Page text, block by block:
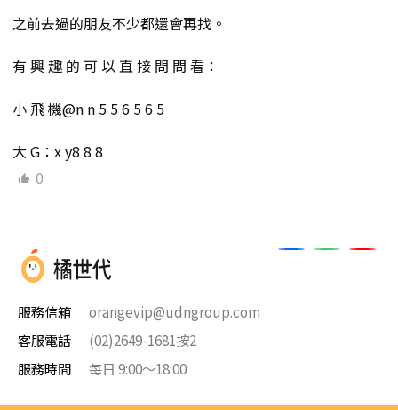
之前去過的朋友不少都還會再找。
有 興 趣 的 可 以 直 接 問 問 看：
小 飛 機@n n 5 5 6 5 6 5
大 G：x y8 8 8
0
服務信箱
orangevip@udngroup.com
客服電話
(02)2649-1681按2
服務時間
每日 9:00～18:00